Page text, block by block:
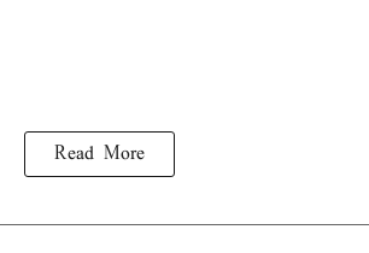
Read More